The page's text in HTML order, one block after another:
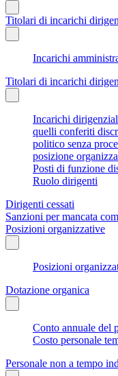
Titolari di incarichi
Incarichi
Titolari di incarichi
Incarichi
quelli conferiti
politico senza
posizione
Posti di funzione
Ruolo dirigenti
Dirigenti cessati
Sanzioni per mancata
Posizioni organizzative
Posizioni
Dotazione organica
Conto annuale del
Costo personale
Personale non a tempo